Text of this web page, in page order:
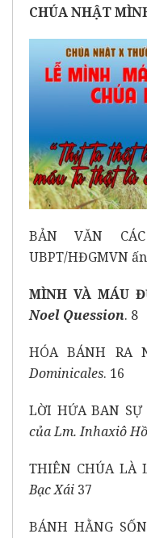
CHÚA NHẬT
BẢN VĂN
UBPT/HĐGMVN
MÌNH VÀ MÁU
Noel Quession. 8
HÓA BÁNH RA
Dominicales. 16
LỜI HỨA BAN
củaLm. Inhaxiô
THIÊN CHÚA LÀ
Bạc Xái 37
BÁNH HẰNG